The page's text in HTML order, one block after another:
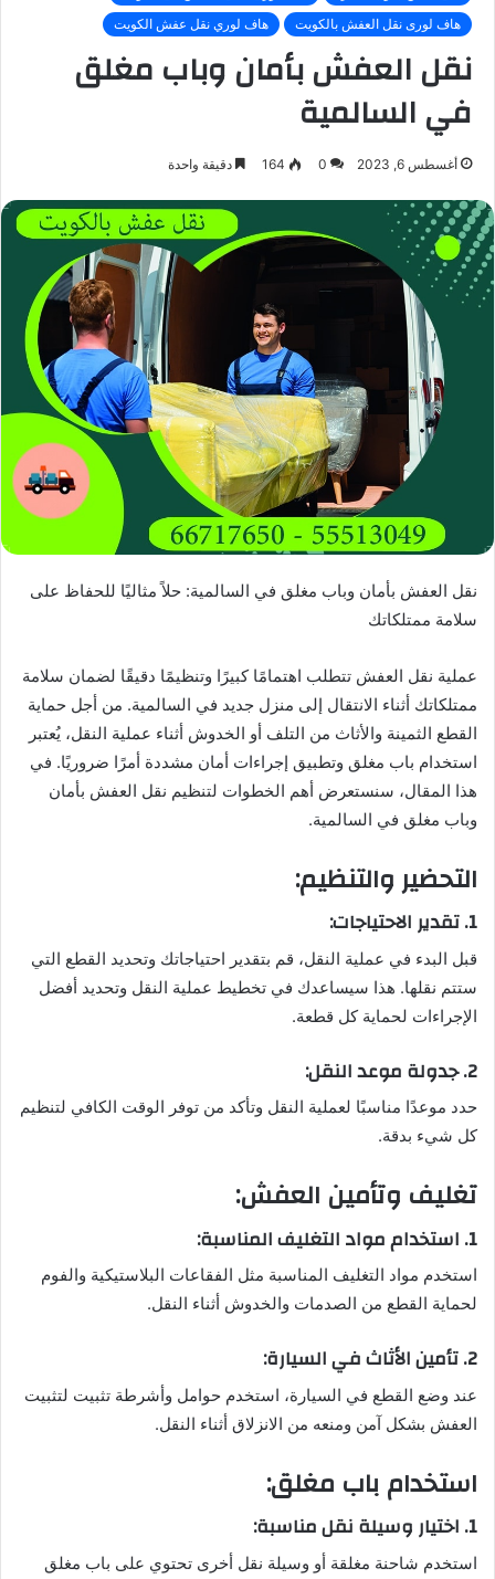
هاف لورى نقل العفش بالكويت
هاف لوري نقل عفش الكويت
نقل العفش بأمان وباب مغلق
في السالمية
أغسطس 6, 2023 0
164 دقيقة واحدة
نقل العفش بأمان وباب مغلق في السالمية: حلاً مثاليًا للحفاظ على
سلامة ممتلكاتك
عملية نقل العفش تتطلب اهتمامًا كبيرًا وتنظيمًا دقيقًا لضمان سلامة
ممتلكاتك أثناء الانتقال إلى منزل جديد في السالمية. من أجل حماية
القطع الثمينة والأثاث من التلف أو الخدوش أثناء عملية النقل، يُعتبر
استخدام باب مغلق وتطبيق إجراءات أمان مشددة أمرًا ضروريًا. في
هذا المقال، سنستعرض أهم الخطوات لتنظيم نقل العفش بأمان
وباب مغلق في السالمية.
التحضير والتنظيم:
1. تقدير الاحتياجات:
قبل البدء في عملية النقل، قم بتقدير احتياجاتك وتحديد القطع التي
ستتم نقلها. هذا سيساعدك في تخطيط عملية النقل وتحديد أفضل
الإجراءات لحماية كل قطعة.
2. جدولة موعد النقل:
حدد موعدًا مناسبًا لعملية النقل وتأكد من توفر الوقت الكافي لتنظيم
كل شيء بدقة.
تغليف وتأمين العفش:
1. استخدام مواد التغليف المناسبة:
استخدم مواد التغليف المناسبة مثل الفقاعات البلاستيكية والفوم
لحماية القطع من الصدمات والخدوش أثناء النقل.
2. تأمين الأثاث في السيارة:
عند وضع القطع في السيارة، استخدم حوامل وأشرطة تثبيت لتثبيت
العفش بشكل آمن ومنعه من الانزلاق أثناء النقل.
استخدام باب مغلق:
1. اختيار وسيلة نقل مناسبة:
استخدم شاحنة مغلقة أو وسيلة نقل أخرى تحتوي على باب مغلق